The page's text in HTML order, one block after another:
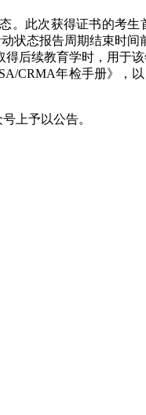
此次获得证书的考
态报告周期结束时间
后续教育学时，用于
CRMA年检手册》，
上予以公告。